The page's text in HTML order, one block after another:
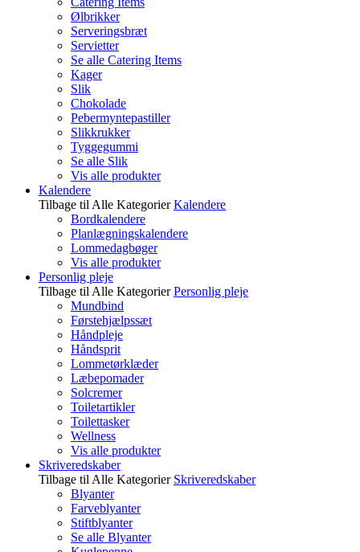
Ølbrikker
Serveringsbræt
Servietter
Se alle Catering Items
Kager
Slik
Chokolade
Pebermyntepastiller
Slikkrukker
Tyggegummi
Se alle Slik
Vis alle produkter
Kalendere
Tilbage til Alle Kategorier Kalendere
Bordkalendere
Planlægningskalendere
Lommedagbøger
Vis alle produkter
Personlig pleje
Tilbage til Alle Kategorier Personlig pleje
Mundbind
Førstehjælpssæt
Håndpleje
Håndsprit
Lommetørklæder
Læbepomader
Solcremer
Toiletartikler
Toilettasker
Wellness
Vis alle produkter
Skriveredskaber
Tilbage til Alle Kategorier Skriveredskaber
Blyanter
Farveblyanter
Stiftblyanter
Se alle Blyanter